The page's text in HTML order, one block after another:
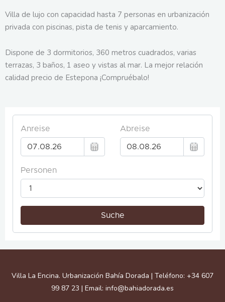
Villa de lujo con capacidad hasta 7 personas en urbanización
privada con piscinas, pista de tenis y aparcamiento.
Dispone de 3 dormitorios, 360 metros cuadrados, varias
terrazas, 3 baños, 1 aseo y vistas al mar. La mejor relación
calidad precio de Estepona ¡Compruébalo!
Villa La Encina. Urbanización Bahía Dorada | Teléfono: +34 607
99 87 23 | Email: info@bahiadorada.es
Facebook
Instagram
GoogleBehance